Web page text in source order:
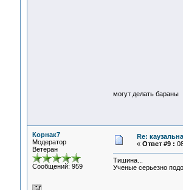
могут делать бараны
Корнак7
Модератор
Ветеран
Сообщений: 959
Re:
« Ответ #9 :
Тишина...
Ученые серьезно